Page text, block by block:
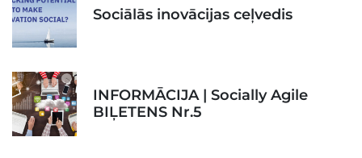
Sociālās inovācijas ceļvedis
INFORMĀCIJA | Socially Agile
BIĻETENS Nr.5